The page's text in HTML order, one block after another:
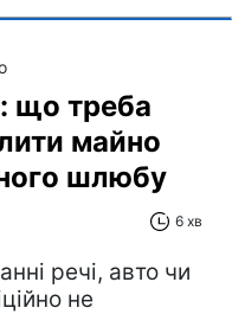
що треба
майно
шлюбу
6 хв
речі, авто чи
не